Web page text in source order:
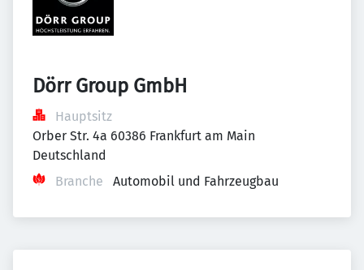
Dörr Group GmbH
Hauptsitz
Orber Str. 4a 60386 Frankfurt am Main
Deutschland
Branche
Automobil und Fahrzeugbau